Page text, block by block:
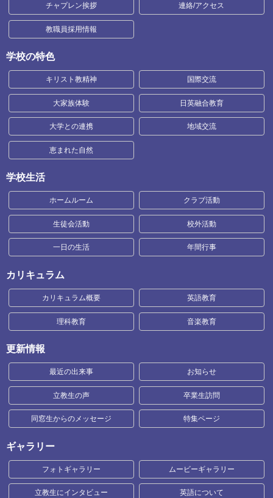
チャプレン挨拶 連絡/アクセス
教職員採用情報
学校の特色
キリスト教精神 国際交流
大家族体験 日英融合教育
大学との連携 地域交流
恵まれた自然
学校生活
ホームルーム クラブ活動
生徒会活動 校外活動
一日の生活 年間行事
カリキュラム
カリキュラム概要 英語教育
理科教育 音楽教育
更新情報
最近の出来事 お知らせ
立教生の声 卒業生訪問
同窓生からのメッセージ 特集ページ
ギャラリー
フォトギャラリー ムービーギャラリー
立教生にインタビュー 英語について